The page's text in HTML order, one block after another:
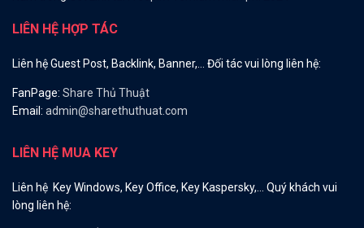
LIÊN HỆ HỢP TÁC
Liên hệ Guest Post, Backlink, Banner,… Đối tác vui lòng liên hệ:
FanPage: Share Thủ Thuật
Email: admin@sharethuthuat.com
LIÊN HỆ MUA KEY
Liên hệ Key Windows, Key Office, Key Kaspersky,… Quý khách vui
lòng liên hệ: